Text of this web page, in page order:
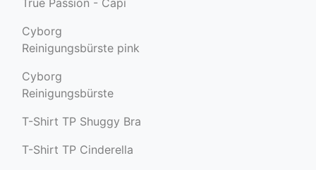
True Passion - Capi
Cyborg
Reinigungsbürste pink
Cyborg
Reinigungsbürste
T-Shirt TP Shuggy Bra
T-Shirt TP Cinderella